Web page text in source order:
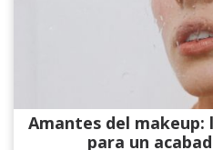
Amantes del makeup:
para un